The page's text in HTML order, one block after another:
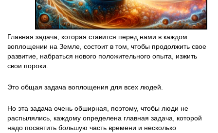
Главная задача, которая ставится перед нами в каждом
воплощении на Земле, состоит в том, чтобы продолжить свое
развитие, набраться нового положительного опыта, изжить
свои пороки.
Это общая задача воплощения для всех людей.
Но эта задача очень обширная, поэтому, чтобы люди не
распылялись, каждому определена главная задача, которой
надо посвятить большую часть времени и несколько